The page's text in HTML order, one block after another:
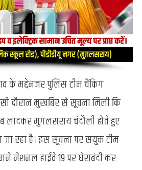
के मद्देनजर पुलिस टीम चैंकिग
दौरान मुखबिर से सूचना मिली कि
लादकर मुगलसराय चंदौली होते हुए
जा रहा है। इस सूचना पर संयुक्त टीम
नेशनल हाईवे 19 पर घेराबंदी कर